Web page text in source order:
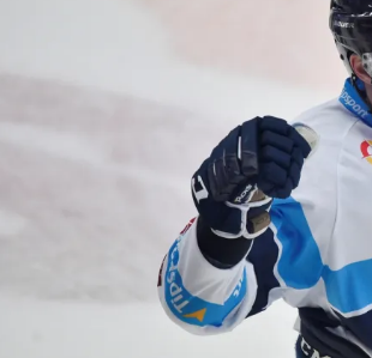
Florbal
Futsal
Golf
Gymnastika